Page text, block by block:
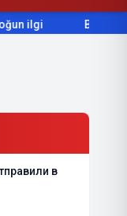
yıllardır
в